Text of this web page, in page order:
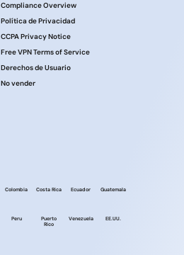
Compliance Overview
Política de Privacidad
CCPA Privacy Notice
Free VPN Terms of Service
Derechos de Usuario
No vender
Colombia Costa Rica Ecuador Guatemala
Peru
Puerto
Rico
Venezuela EE.UU.